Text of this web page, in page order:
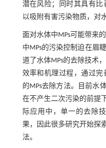
潜在风险；同时其具有比
以吸附有害污染物质，对
面对水体中MPs可能带来
中MPs的污染控制迫在眉睫
道了水体MPs的去除技术
效率和机理过程，通过
的MPs去除方法。目前水
在不产生二次污染的前提
际应用中，单一的去除
果，因此很多研究开始探
法。